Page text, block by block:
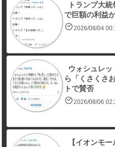
トランプ大統
で巨額の利益
2026/08/04
ウォシュレ
ら「くさくさ
トで賛否
2026/08/06
【イオンモー